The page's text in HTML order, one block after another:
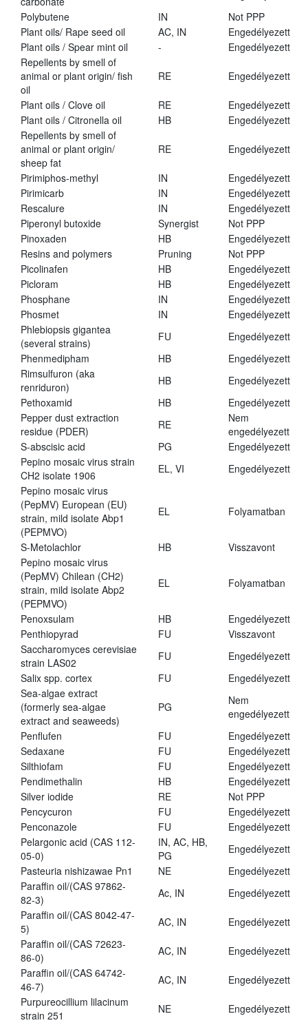
Polybutene
IN
Not PPP
Plant oils/ Rape seed oil
AC, IN
Engedélyezett
Plant oils / Spear mint oil
-
Engedélyezett
Repellents by smell of
animal or plant origin/ fish
oil
RE Engedélyezett
Plant oils / Clove oil RE
Engedélyezett
Plant oils / Citronella oil
HB
Engedélyezett
Repellents by smell of
animal or plant origin/
sheep fat
RE Engedélyezett
Pirimiphos-methyl IN
Engedélyezett
Pirimicarb
IN
Engedélyezett
Rescalure
IN
Engedélyezett
Piperonyl butoxide
Synergist
Not PPP
Pinoxaden
HB
Engedélyezett
Resins and polymers
Pruning
Not PPP
Picolinafen
HB
Engedélyezett
Picloram
HB
Engedélyezett
Phosphane
IN
Engedélyezett
Phosmet
IN
Engedélyezett
Phlebiopsis gigantea
(several strains)
FU
Engedélyezett
Phenmedipham
HB
Engedélyezett
Rimsulfuron (aka
renriduron)
HB
Engedélyezett
Pethoxamid
HB
Engedélyezett
Pepper dust extraction
residue (PDER)
RE
Nem
engedélyezett
S-abscisic acid
PG
Engedélyezett
Pepino mosaic virus strain
CH2 isolate 1906
EL, VI
Engedélyezett
Pepino mosaic virus
(PepMV) European (EU)
strain, mild isolate Abp1
(PEPMVO)
EL Folyamatban
S-Metolachlor HB
Visszavont
Pepino mosaic virus
(PepMV) Chilean (CH2)
strain, mild isolate Abp2
(PEPMVO)
EL Folyamatban
Penoxsulam HB
Engedélyezett
Penthiopyrad
FU
Visszavont
Saccharomyces cerevisiae
strain LAS02
FU
Engedélyezett
Salix spp. cortex
FU
Engedélyezett
Sea-algae extract
(formerly sea-algae
extract and seaweeds)
PG
Nem
engedélyezett
Penflufen
FU
Engedélyezett
Sedaxane
FU
Engedélyezett
Silthiofam
FU
Engedélyezett
Pendimethalin
HB
Engedélyezett
Silver iodide
RE
Not PPP
Pencycuron
FU
Engedélyezett
Penconazole
FU
Engedélyezett
Pelargonic acid (CAS 112-
05-0)
IN, AC, HB,
PG
Engedélyezett
Pasteuria nishizawae Pn1
NE
Engedélyezett
Paraffin oil/(CAS 97862-
82-3)
Ac, IN
Engedélyezett
Paraffin oil/(CAS 8042-47-
5)
AC, IN
Engedélyezett
Paraffin oil/(CAS 72623-
86-0)
AC, IN
Engedélyezett
Paraffin oil/(CAS 64742-
46-7)
AC, IN
Engedélyezett
Purpureocillium lilacinum
strain 251
NE
Engedélyezett